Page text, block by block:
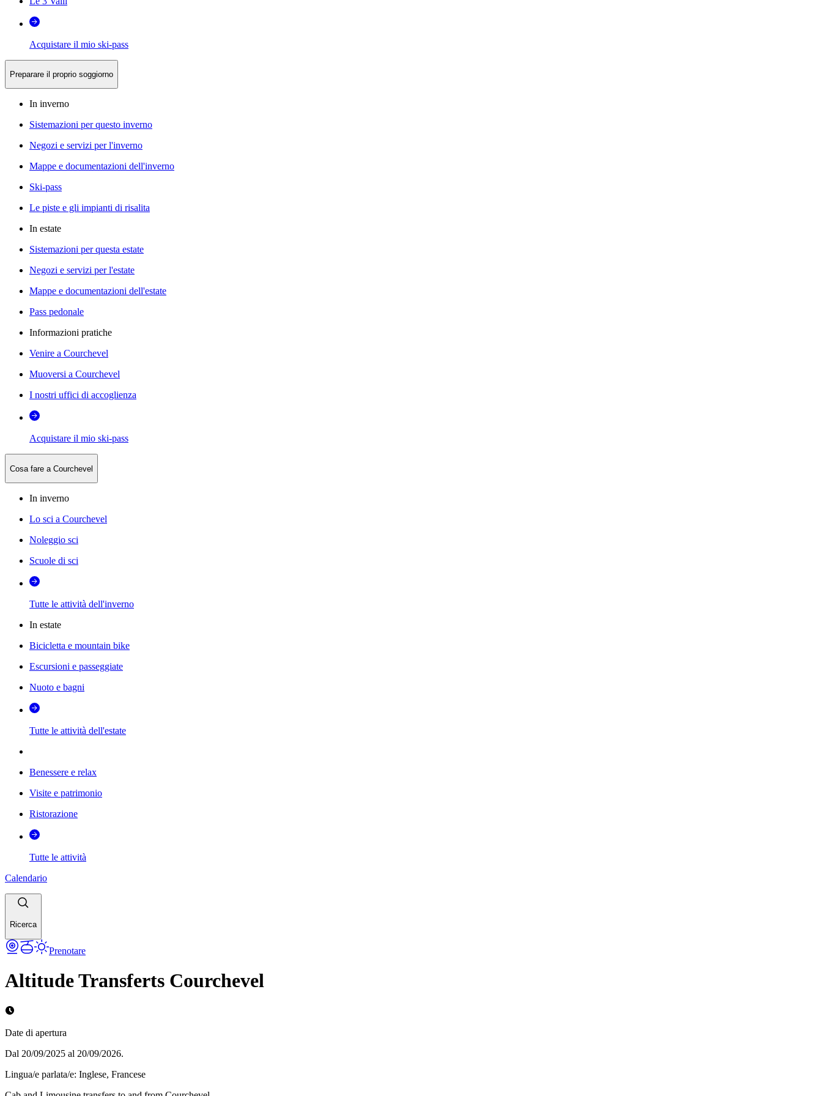
Acquistare il mio ski-pass
Preparare il proprio soggiorno
In inverno
Sistemazioni per questo inverno
Negozi e servizi per l'inverno
Mappe e documentazioni dell'inverno
Ski-pass
Le piste e gli impianti di risalita
In estate
Sistemazioni per questa estate
Negozi e servizi per l'estate
Mappe e documentazioni dell'estate
Pass pedonale
Informazioni pratiche
Venire a Courchevel
Muoversi a Courchevel
I nostri uffici di accoglienza
Acquistare il mio ski-pass
Cosa fare a Courchevel
In inverno
Lo sci a Courchevel
Noleggio sci
Scuole di sci
Tutte le attività dell'inverno
In estate
Bicicletta e mountain bike
Escursioni e passeggiate
Nuoto e bagni
Tutte le attività dell'estate
Benessere e relax
Visite e patrimonio
Ristorazione
Tutte le attività
Calendario
Ricerca
Prenotare
Altitude Transferts Courchevel
Date di apertura
Dal 20/09/2025 al 20/09/2026.
Lingua/e parlata/e: Inglese, Francese